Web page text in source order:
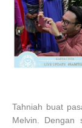
Tahniah buat
Melvin.